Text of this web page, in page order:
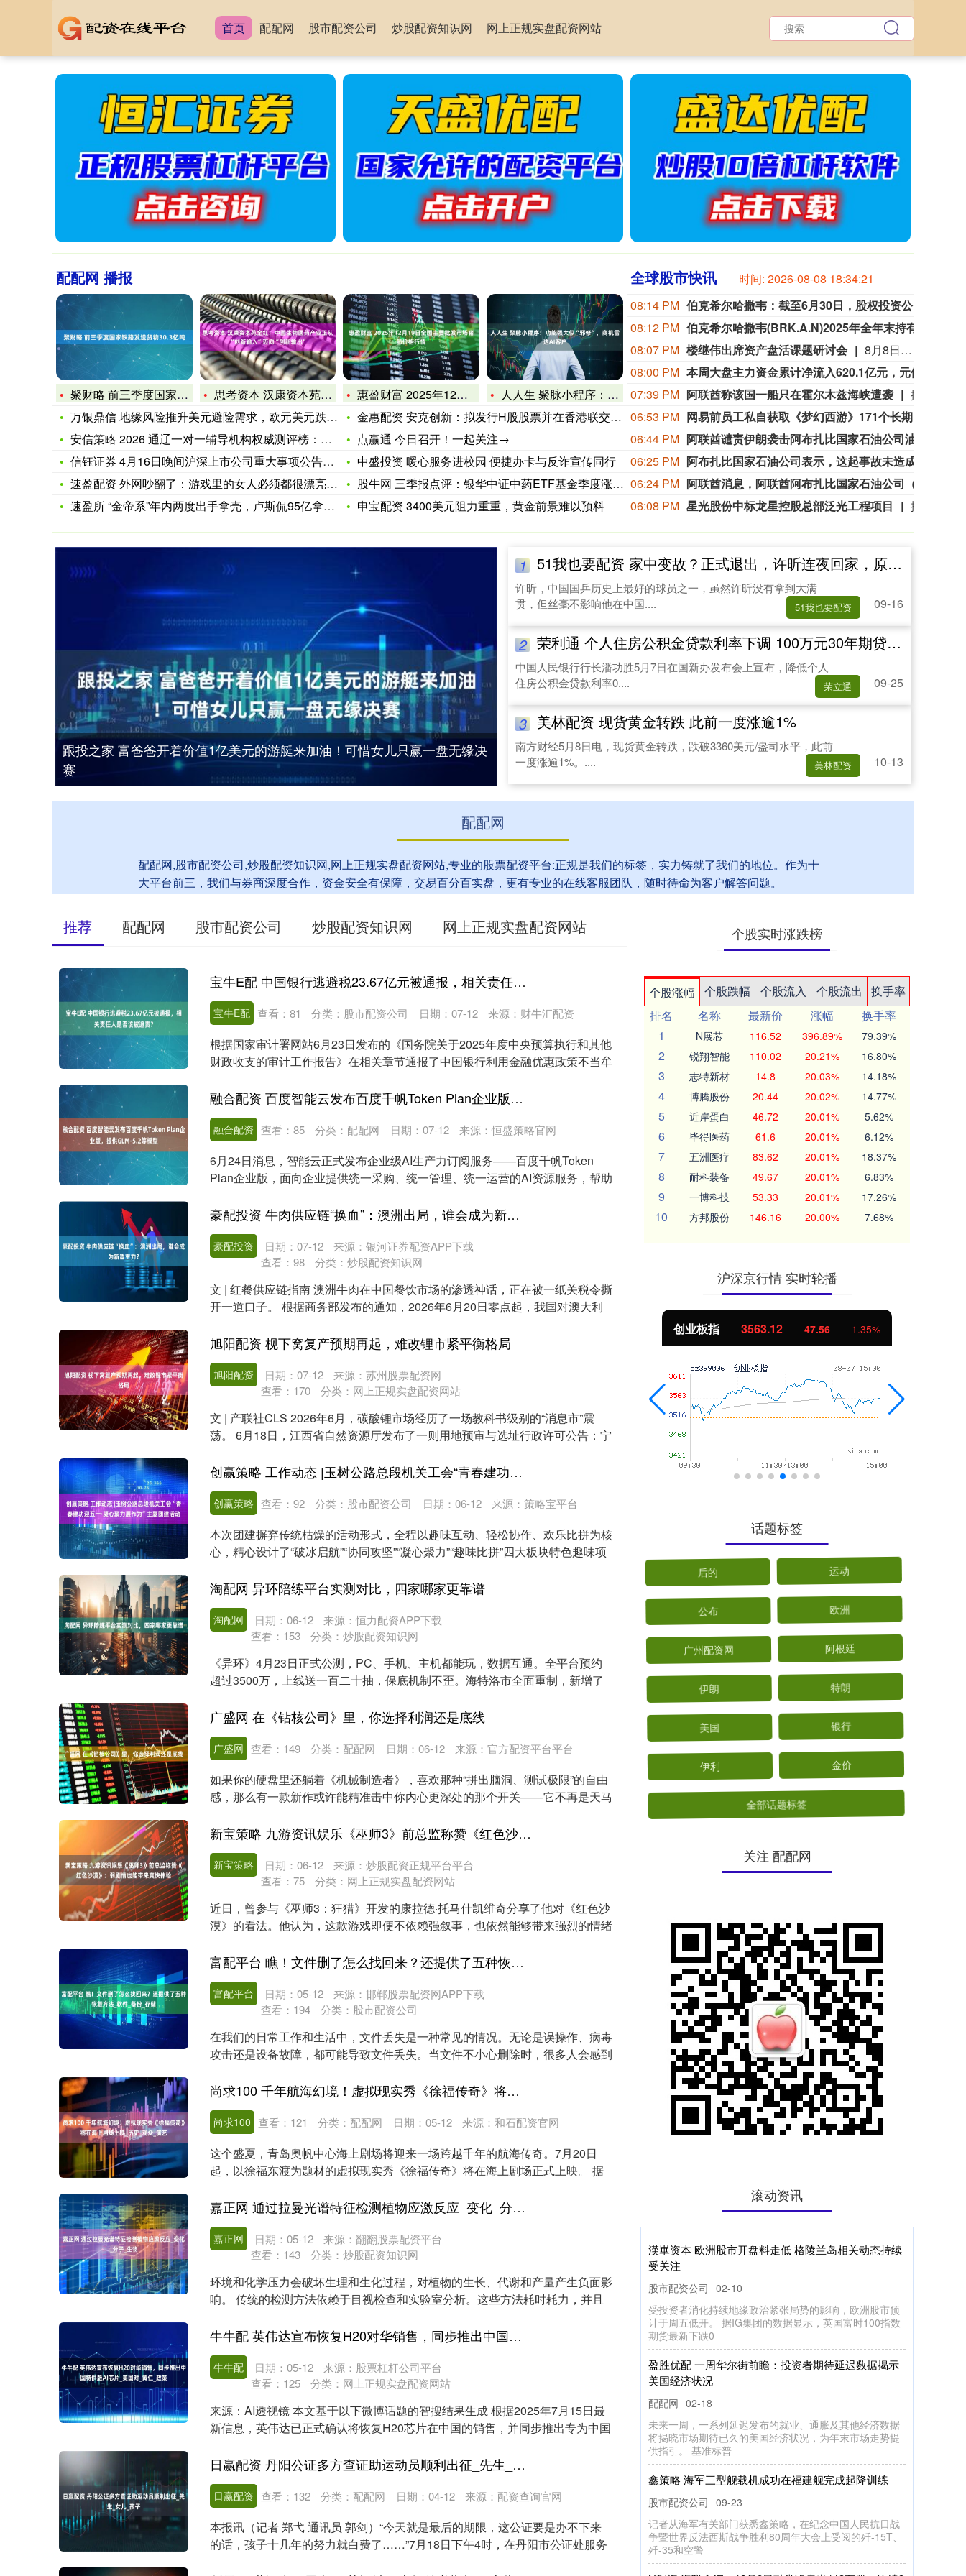
首页 配配网 股市配资公司 炒股配资知识网 网上正规实盘配资网站
配配网 播报
聚财略 前三季度国家铁路发送货物30.3亿吨
思考资本 汉康资本苑全红：中国生物医药产业正从“创新输入”迈
万银鼎信 地缘风险推升美元避险需求，欧元美元跌至11710
安信策略 2026 通辽一对一辅导机构权威测评榜：小初高全学
信钰证券 4月16日晚间沪深上市公司重大事项公告最新快递
速盈配资 外网吵翻了：游戏里的女人必须都很漂亮吗？
速盈所 “金帝系”年内两度出手拿壳，卢斯侃95亿拿下宁波中百
惠盈财富 2025年12月19日全国主要批发市场猪肺价格行情
人人生 聚脉小程序：功能强大似“邪修”，商机雷达AI客户
金惠配资 安克创新：拟发行H股股票并在香港联交所上市
点赢通 今日召开！一起关注→
中盛投资 暖心服务进校园 便捷办卡与反诈宣传同行
股牛网 三季报点评：银华中证中药ETF基金季度涨幅181%
申宝配资 3400美元阻力重重，黄金前景难以预料
全球股市快讯 时间: 2026-08-08 18:34:23
08:14 PM
伯克希尔哈撒韦：截至6月30日，股权投资公允价值总额的66%集中在美国运通、苹果、美国银行、Alphabet及可口可乐这五家公司。
08:12 PM
08:07 PM 楼继伟出席资产盘活课题研讨会
8月8日上午，全球财富管理论坛在京召开“地方国有存量资产盘活进展、难点与策略”课题研讨会，楼继伟出席会议并做总结发言。楼继伟在发言中表示，盘活国有资产既是近期的当务之急，也是一项长期性的战略任务。当前我国GDP平减指数阶段性承压走低，财政维持紧平衡格局的压力持续攀升；我国税收结构以间接税为主体，税收收入增速显著弱于名义GDP增速，财政内生增收动能受限。叠加土地财政收入大幅收缩，地方隐性债务化解、长期限国债常态化发行带来的利息支出刚性上涨，收支两端压力持续凸显。综合多重现实约束来看，国有存量资产盘活并非短期应急手段，而是一项需要常态化、长效化推进的重点工作。（全球财富管理论坛）
08:00 PM
07:39 PM 阿联酋称该国一船只在霍尔木兹海峡遭袭
06:53 PM
网易前员工私自获取《梦幻西游》171个长期未登录的账号权限，4年获利173万元，获刑3年
06:44 PM
06:25 PM
06:24 PM
06:08 PM 星光股份中标龙星控股总部泛光工程项目
跟投之家 富爸爸开着价值1亿美元的游艇来加油！可惜女儿只赢一盘无缘决
赛
1 51我也要配资 家中变故？正式退出，许昕连夜回家，原因找到，王励勤或不该犯错
09-16
许昕，中国国乒历史上最好的球员之一，虽然许昕没有拿到大满
贯，但丝毫不影响他在中国....
51我也要配资
2 荣利通 个人住房公积金贷款利率下调 100万元30年期贷款总利息将减少近5万元
09-25
中国人民银行行长潘功胜5月7日在国新办发布会上宣布，降低个人
住房公积金贷款利率0....
荣立通
3 美林配资 现货黄金转跌 此前一度涨逾1%
10-13
南方财经5月8日电，现货黄金转跌，跌破3360美元/盎司水平，此前
一度涨逾1%。....
美林配资
配配网
配配网,股市配资公司,炒股配资知识网,网上正规实盘配资网站,专业的股票配资平台:正规是我们的标签，实力铸就了我们的地位。作为十
大平台前三，我们与券商深度合作，资金安全有保障，交易百分百实盘，更有专业的在线客服团队，随时待命为客户解答问题。
推荐 配配网 股市配资公司 炒股配资知识网 网上正规实盘配资网站
宝牛E配 中国银行逃避税23.67亿元被通报，相关责任人是否该被追责？
宝牛E配 日期：07-12 来源：财牛汇配资
查看： 81 分类： 股市配资公司
根据国家审计署网站6月23日发布的《国务院关于2025年度中央预算执行和其他
财政收支的审计工作报告》在相关章节通报了中国银行利用金融优惠政策不当牟
融合配资 百度智能云发布百度千帆Token Plan企业版，提供GLM-5.2等模型
融合配资 日期：07-12 来源：恒盛策略官网
查看： 85 分类： 配配网
6月24日消息，智能云正式发布企业级AI生产力订阅服务——百度千帆Token
Plan企业版，面向企业提供统一采购、统一管理、统一运营的AI资源服务，帮助
豪配投资 牛肉供应链“换血”：澳洲出局，谁会成为新晋主力？
豪配投资 日期：07-12
来源：银河证券配资APP下载
查看： 98 分类： 炒股配资知识网
文 | 红餐供应链指南 澳洲牛肉在中国餐饮市场的渗透神话，正在被一纸关税令撕
开一道口子。 根据商务部发布的通知，2026年6月20日零点起，我国对澳大利
旭阳配资 枧下窝复产预期再起，难改锂市紧平衡格局
旭阳配资 日期：07-12
来源：苏州股票配资网
查看： 170 分类： 网上正规实盘配资网站
文 | 产联社CLS 2026年6月，碳酸锂市场经历了一场教科书级别的“消息市”震
荡。 6月18日，江西省自然资源厅发布了一则用地预审与选址行政许可公告：宁
创赢策略 工作动态 |玉树公路总段机关工会“青春建功迎五一·凝心聚力展作为”主题团建活动
创赢策略 日期：06-12 来源：策略宝平台
查看： 92 分类： 股市配资公司
本次团建摒弃传统枯燥的活动形式，全程以趣味互动、轻松协作、欢乐比拼为核
心，精心设计了“破冰启航”“协同攻坚”“凝心聚力”“趣味比拼”四大板块特色趣味项
淘配网 异环陪练平台实测对比，四家哪家更靠谱
淘配网 日期：06-12
来源：恒力配资APP下载
查看： 153 分类： 炒股配资知识网
《异环》4月23日正式公测，PC、手机、主机都能玩，数据互通。全平台预约
超过3500万，上线送一百二十抽，保底机制不歪。海特洛市全面重制，新增了
广盛网 在《钻核公司》里，你选择利润还是底线
广盛网 日期：06-12 来源：官方配资平台平台
查看： 149 分类： 配配网
如果你的硬盘里还躺着《机械制造者》，喜欢那种“拼出脑洞、测试极限”的自由
感，那么有一款新作或许能精准击中你内心更深处的那个开关——它不再是天马
新宝策略 九游资讯娱乐《巫师3》前总监称赞《红色沙漠》：弱剧情也能带来爽快体验
新宝策略 日期：06-12
来源：炒股配资正规平台平台
查看： 75 分类： 网上正规实盘配资网站
近日，曾参与《巫师3：狂猎》开发的康拉德·托马什凯维奇分享了他对《红色沙
漠》的看法。他认为，这款游戏即便不依赖强叙事，也依然能够带来强烈的情绪
富配平台 瞧！文件删了怎么找回来？还提供了五种恢复方法_软件_备份_存储
富配平台 日期：05-12
来源：邯郸股票配资网APP下载
查看： 194 分类： 股市配资公司
在我们的日常工作和生活中，文件丢失是一种常见的情况。无论是误操作、病毒
攻击还是设备故障，都可能导致文件丢失。当文件不小心删除时，很多人会感到
尚求100 千年航海幻境！虚拟现实秀《徐福传奇》将在海上剧场上映_历史_观众_演艺
尚求100 日期：05-12 来源：和石配资官网
查看： 121 分类： 配配网
这个盛夏，青岛奥帆中心海上剧场将迎来一场跨越千年的航海传奇。7月20日
起，以徐福东渡为题材的虚拟现实秀《徐福传奇》将在海上剧场正式上映。 据
嘉正网 通过拉曼光谱特征检测植物应激反应_变化_分子_生物
嘉正网 日期：05-12
来源：翻翻股票配资平台
查看： 143 分类： 炒股配资知识网
环境和化学压力会破坏生理和生化过程，对植物的生长、代谢和产量产生负面影
响。 传统的检测方法依赖于目视检查和实验室分析。这些方法耗时耗力，并且
牛牛配 英伟达宣布恢复H20对华销售，同步推出中国特供版AI芯片_美国对_黄仁_政策
牛牛配 日期：05-12
来源：股票杠杆公司平台
查看： 125 分类： 网上正规实盘配资网站
来源：AI透视镜 本文基于以下微博话题的智搜结果生成 根据2025年7月15日最
新信息，英伟达已正式确认将恢复H20芯片在中国的销售，并同步推出专为中国
日赢配资 丹阳公证多方查证助运动员顺利出征_先生_女儿_孩子
日赢配资 日期：04-12 来源：配资查询官网
查看： 132 分类： 配配网
本报讯（记者 郑弋 通讯员 郭剑）“今天就是最后的期限，这公证要是办不下来
的话，孩子十几年的努力就白费了……”7月18日下午4时，在丹阳市公证处服务
个股实时涨跌榜
个股涨幅 个股跌幅 个股流入 个股流出
换手率
排名
名称 最新价 涨幅
换手率
1
N展芯 116.52 396.89% 79.39%
2 锐翔智能 110.02 20.21% 16.80%
3 志特新材 14.8 20.03% 14.18%
4 博腾股份 20.44 20.02% 14.77%
5 近岸蛋白 46.72 20.01% 5.62%
6 毕得医药 61.6 20.01% 6.12%
7 五洲医疗 83.62 20.01% 18.37%
8 耐科装备 49.67 20.01% 6.83%
9 一博科技 53.33 20.01% 17.26%
10 方邦股份 146.16 20.00% 7.68%
沪深京行情 实时轮播
1.42% 沪深300 创业板指 3563.12 47.56 1.35%
话题标签
后的 运动
公布 欧洲
广州配资网 阿根廷
伊朗 特朗
美国 银行
伊利 金价
全部话题标签
关注 配配网
滚动资讯
跟投之家 富爸爸开着价值1亿美元的游艇来加油！可惜
女儿只赢一盘无缘决赛
炒股配资知识网 09-16
富豪千金佩古拉的富爸爸开着一亿美元的游艇来帮她加
油！身为NFL水牛城比尔队老板的亿万富豪Terry Pegula
跟投之家
51我也要配资 家中变故？正式退出，许昕连夜回家，
配配网
09-16
许昕，中国国乒历史上最好的球员之一，虽然许昕没有拿
到大满贯，但丝毫不影响他在中国国乒的地位51我也要配
资，而且相对于马龙
荣利通 个人住房公积金贷款利率下调 100万元30年期
贷款总利息将减少近5万元
炒股配资知识网 09-25
中国人民银行行长潘功胜5月7日在国新办发布会上宣布，